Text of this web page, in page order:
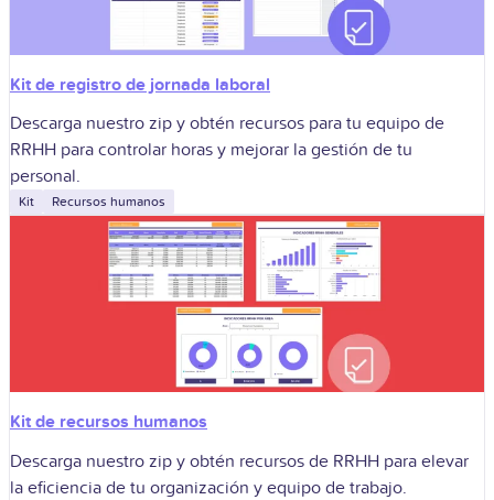
Kit de registro de jornada laboral
Descarga nuestro zip y obtén recursos para tu equipo de
RRHH para controlar horas y mejorar la gestión de tu
personal.
Kit Recursos humanos
Kit de recursos humanos
Descarga nuestro zip y obtén recursos de RRHH para elevar
la eficiencia de tu organización y equipo de trabajo.